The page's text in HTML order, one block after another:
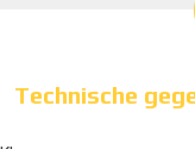
Technische